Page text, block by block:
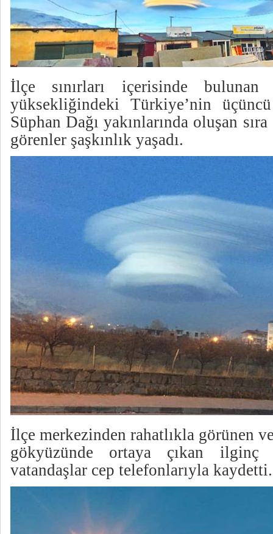
İlçe sınırları içerisinde
yüksekliğindeki Türkiye’nin
Süphan Dağı yakınlarında oluşan sıra
görenler şaşkınlık yaşadı.
İlçe merkezinden rahatlıkla görünen
gökyüzünde ortaya çıkan ilginç
vatandaşlar cep telefonlarıyla kaydetti.